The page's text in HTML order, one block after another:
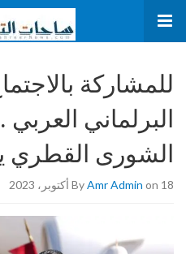
للمشاركة
البرلماني
الشورى القطري
ByAmr Admin on 18 أكتوبر، 2023